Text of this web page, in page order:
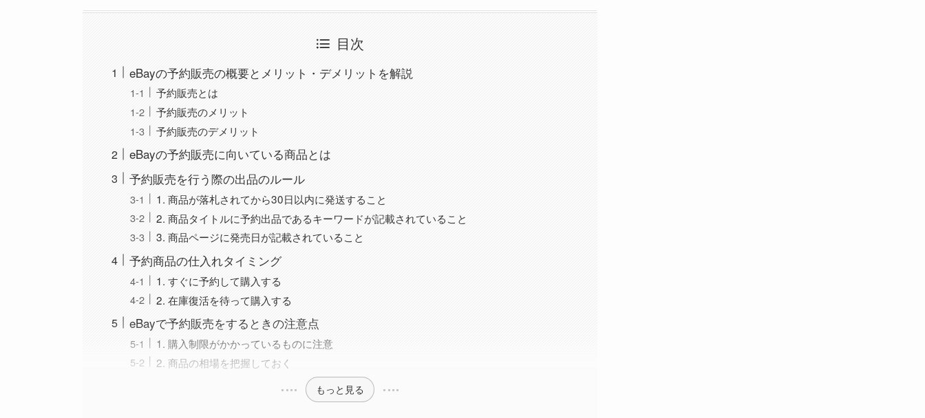
目次
eBayの予約販売の概要とメリット・デメリットを解説
予約販売とは
予約販売のメリット
予約販売のデメリット
eBayの予約販売に向いている商品とは
予約販売を行う際の出品のルール
1. 商品が落札されてから30日以内に発送すること
2. 商品タイトルに予約出品であるキーワードが記載されていること
3. 商品ページに発売日が記載されていること
予約商品の仕入れタイミング
1. すぐに予約して購入する
2. 在庫復活を待って購入する
eBayで予約販売をするときの注意点
1. 購入制限がかかっているものに注意
2. 商品の相場を把握しておく
もっと見る